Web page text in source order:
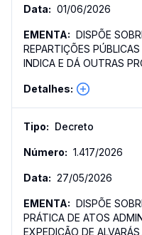
01/06/2026
DISPÕE
REPARTIÇÕES
INDICA E DÁ OUTRAS
Decreto
1.417/2026
27/05/2026
DISPÕE
PRÁTICA DE ATOS
EXPEDIÇÃO DE